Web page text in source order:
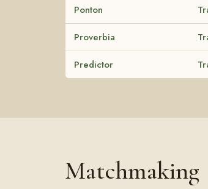
Ponton
Proverbia
Predictor
Matchmaking